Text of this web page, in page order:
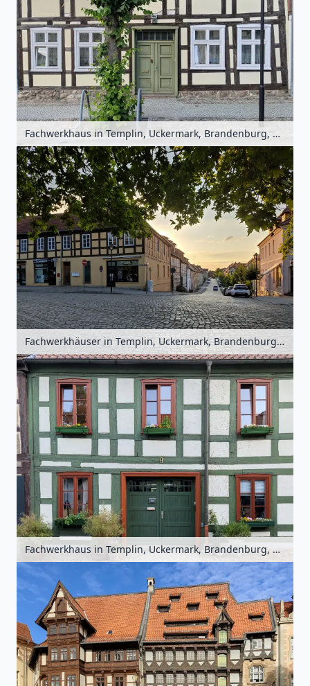
Fachwerkhaus in Templin, Uckermark, Brandenburg, Deutschland
Fachwerkhäuser in Templin, Uckermark, Brandenburg, Deutschland
Fachwerkhaus in Templin, Uckermark, Brandenburg, Deutschland